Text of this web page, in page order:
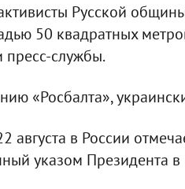
Русской
50 квадратных
службы.
«Росбалта»,
августа в России
указом Президента в